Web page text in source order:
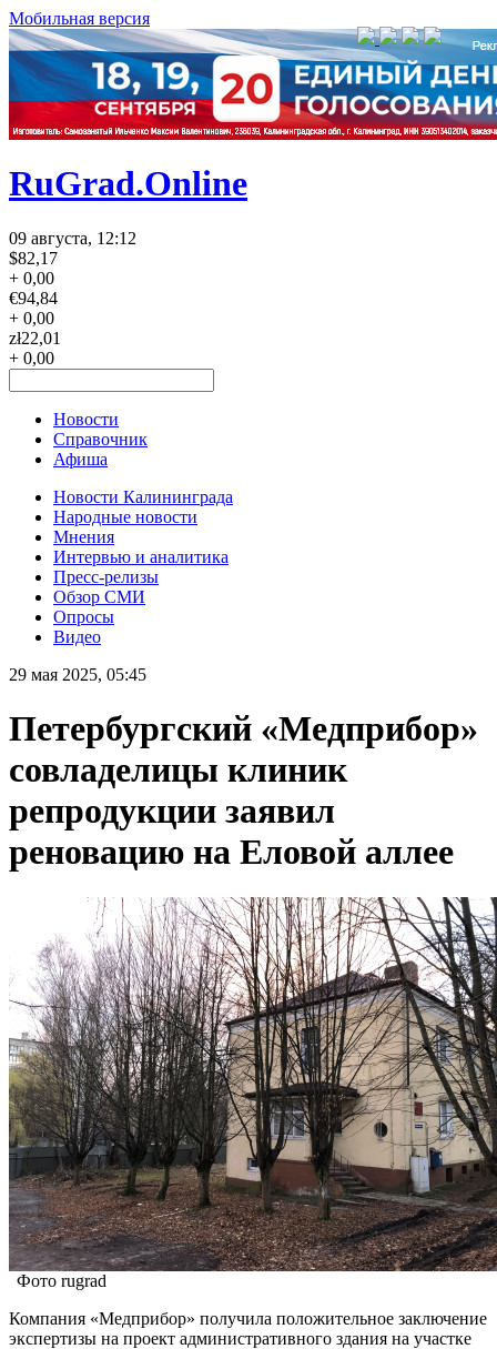
Мобильная версия
RuGrad.Online
09 августа, 12:12
$82,17
+ 0,00
€94,84
+ 0,00
zł22,01
+ 0,00
Новости
Справочник
Афиша
Новости Калининграда
Народные новости
Мнения
Интервью и аналитика
Пресс-релизы
Обзор СМИ
Опросы
Видео
29 мая 2025, 05:45
Петербургский «Медприбор»
совладелицы клиник
репродукции заявил
реновацию на Еловой аллее
Фото rugrad
Компания «Медприбор» получила положительное заключение
экспертизы на проект административного здания на участке